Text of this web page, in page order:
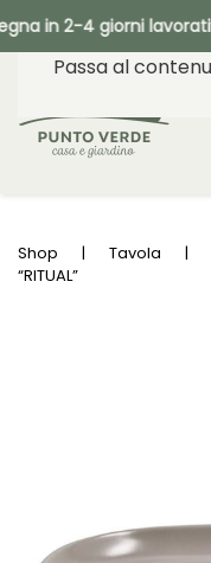
in 2-4
Passa al
Shop Tavola
“RITUAL”